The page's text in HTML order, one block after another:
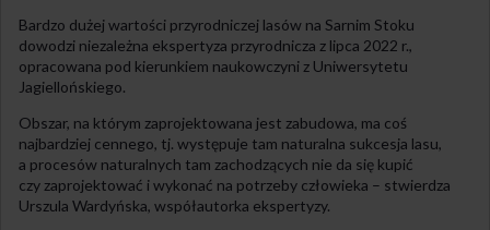
Bardzo dużej wartości przyrodniczej lasów na Sarnim Stoku
dowodzi niezależna ekspertyza przyrodnicza z lipca 2022 r.,
opracowana pod kierunkiem naukowczyni z Uniwersytetu
Jagiellońskiego.
Obszar, na którym zaprojektowana jest zabudowa, ma coś
najbardziej cennego, tj. występuje tam naturalna sukcesja lasu,
a procesów naturalnych tam zachodzących nie da się kupić
czy zaprojektować i wykonać na potrzeby człowieka – stwierdza
Urszula Wardyńska, współautorka ekspertyzy.